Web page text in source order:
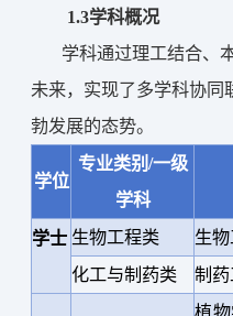
1.3学科概况
学科通过理工结合、
未来， 实现了多学科协同
勃发展的态势。
学位
专业类别 /一级
学科
学士 生物工程类
生
化工与制药类
制